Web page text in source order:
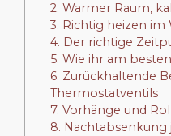
2. Warmer Raum,
3. Richtig heizen im
4. Der richtige
5. Wie ihr am
6. Zurückhaltende
Thermostatventils
7. Vorhänge und
8. Nachtabsenkung